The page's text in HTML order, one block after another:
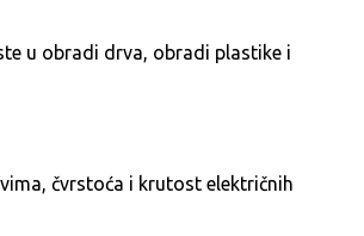
u obradi drva, obradi plastike i
čvrstoća i krutost električnih